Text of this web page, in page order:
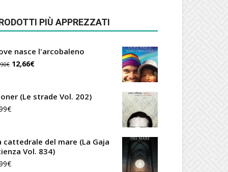
PIÙ APPREZZATI
nasce l'arcobaleno
€ Il
originale
12,66€Il
attuale
(Le strade Vol. 202)
€
cattedrale del mare (La Gaja
Vol. 834)
€